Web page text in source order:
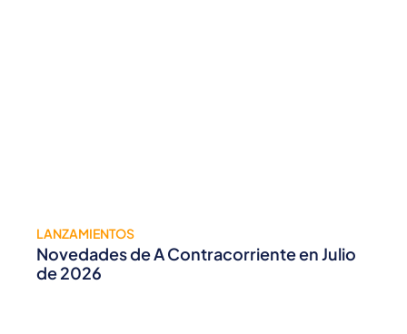
LANZAMIENTOS
Novedades de A Contracorriente en Julio
de 2026